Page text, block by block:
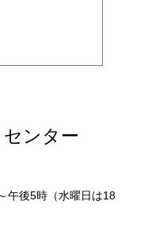
ンター
午後5時（水曜日は18